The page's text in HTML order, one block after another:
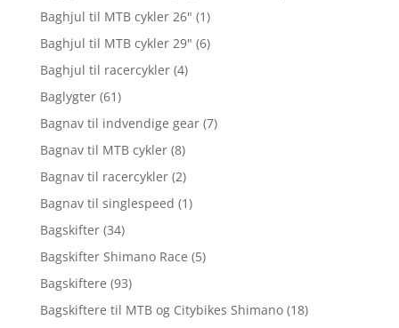
Baghjul til MTB cykler 26" (1)
Baghjul til MTB cykler 29" (6)
Baghjul til racercykler (4)
Baglygter (61)
Bagnav til indvendige gear (7)
Bagnav til MTB cykler (8)
Bagnav til racercykler (2)
Bagnav til singlespeed (1)
Bagskifter (34)
Bagskifter Shimano Race (5)
Bagskiftere (93)
Bagskiftere til MTB og Citybikes Shimano (18)